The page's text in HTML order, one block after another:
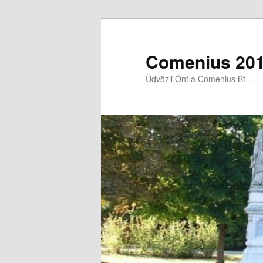
Comenius
Üdvözli Önt a Comenius Bt…